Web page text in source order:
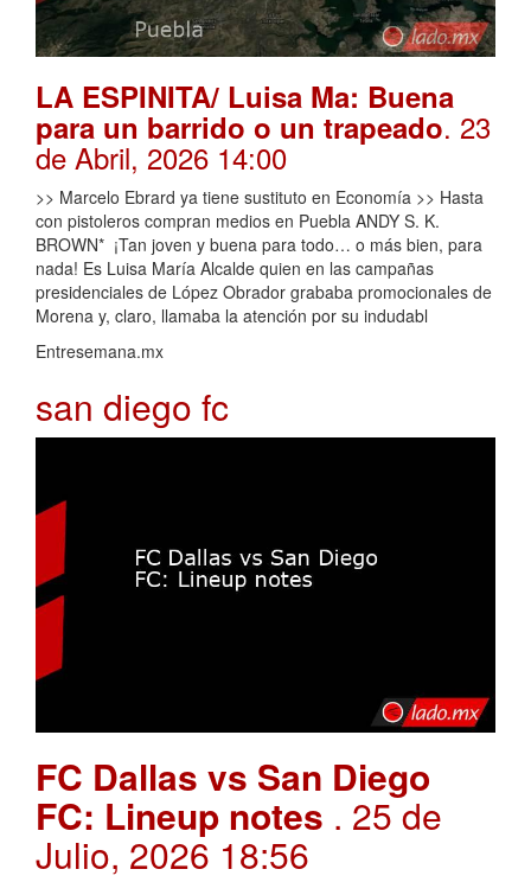
LA ESPINITA/ Luisa Ma: Buena
para un barrido o un trapeado. 23
de Abril, 2026 14:00
>> Marcelo Ebrard ya tiene sustituto en Economía >> Hasta
con pistoleros compran medios en Puebla ANDY S. K.
BROWN* ¡Tan joven y buena para todo… o más bien, para
nada! Es Luisa María Alcalde quien en las campañas
presidenciales de López Obrador grababa promocionales de
Morena y, claro, llamaba la atención por su indudabl
Entresemana.mx
san diego fc
FC Dallas vs San Diego
FC: Lineup notes . 25 de
Julio, 2026 18:56